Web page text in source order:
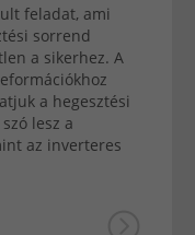
feladat, ami
sorrend
a sikerhez. A
a hegesztési
lesz a
az inverteres